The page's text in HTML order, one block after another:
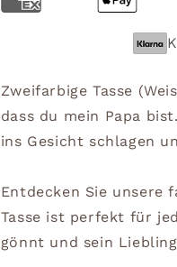
Zweifarbige Tasse
dass du mein Papa
ins Gesicht schlagen
Entdecken Sie unsere
Tasse ist perfekt für
gönnt und sein